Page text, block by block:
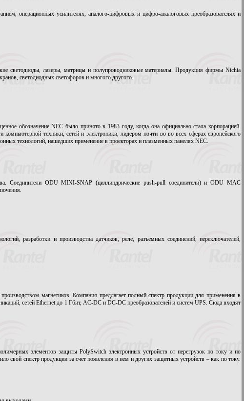
операционных усилителях, аналого-цифровых и цифро-аналоговых преобразователях и
светодиоды, лазеры, матрицы и полупроводниковые материалы. Продукция фирмы Nichia
светодиодных светофоров и многого другого.
обозначение NEC было принято в 1983 году, когда она официально стала корпорацией.
техники, сетей и электроники, лидером почти во во всех сферах европейского
технологий, нашедших применение в проекторах и плазменных панелях NEC.
Соединители ODU MINI-SNAP (циллиндрические push-pull соединители) и ODU MAC
разработки и производства датчиков, реле, разъемных соединений, переключателей,
магнетиков. Компания предлагает полный спектр продукции для применения в
сетей Ethernet до 1 Гбит, AC-DC и DC-DC преобразователей и систем UPS. Сюда входят
элементов защиты PolySwitch электронных устройств от перегрузок по току и по
свой спектр продукции за счет появления в нем и других защитных устройств – как по току.